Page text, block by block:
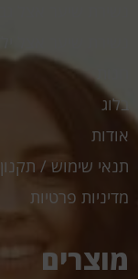
בלוג
אודות
תנאי שימוש / תקנון
מדיניות פרטיות
מוצרים